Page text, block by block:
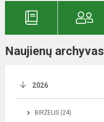
Naujienų archyvas
2026
BIRŽELIS (24)